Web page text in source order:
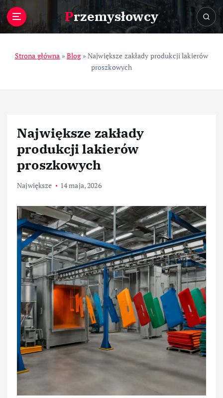
Przemysłowcy
Strona główna »Blog»Największe zakłady produkcji lakierów
proszkowych
Największe zakłady
produkcji lakierów
proszkowych
Największe 14 maja, 2026